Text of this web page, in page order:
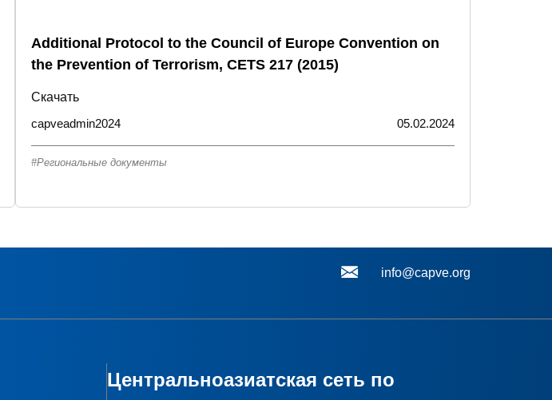
Additional Protocol to the Council of Europe Convention on
the Prevention of Terrorism, CETS 217 (2015)
Скачать
capveadmin2024
05.02.2024
Региональные документы
info@capve.org
Центральноазиатская сеть по